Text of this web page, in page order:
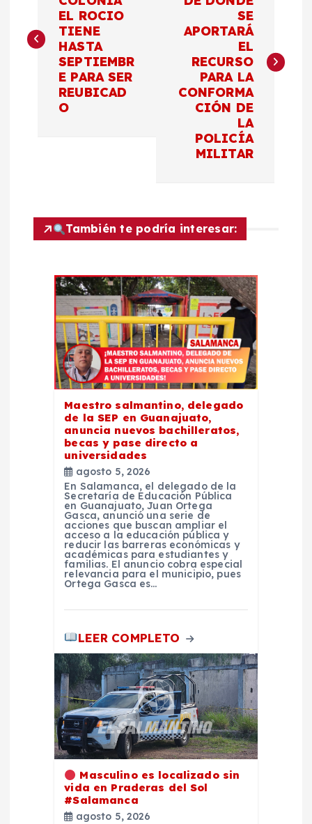
v
e
ó
EL ROCIO
TIENE
HASTA
SEPTIEMBR
E PARA SER
REUBICAD
O
SE
APORTARÁ
EL
RECURSO
PARA LA
CONFORMA
CIÓN DE
LA
POLICÍA
MILITAR
También te podría interesar:
Maestro salmantino, delegado
de la SEP en Guanajuato,
anuncia nuevos bachilleratos,
becas y pase directo a
universidades
agosto 5, 2026
En Salamanca, el delegado de la
Secretaría de Educación Pública
en Guanajuato, Juan Ortega
Gasca, anunció una serie de
acciones que buscan ampliar el
acceso a la educación pública y
reducir las barreras económicas y
académicas para estudiantes y
familias. El anuncio cobra especial
relevancia para el municipio, pues
Ortega Gasca es…
LEER COMPLETO
Masculino es localizado sin
vida en Praderas del Sol
#Salamanca
agosto 5, 2026